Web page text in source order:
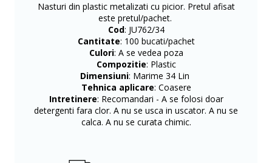
Nasturi din plastic metalizati cu picior. Pretul afisat
este pretul/pachet.
Cod: JU762/34
Cantitate: 100 bucati/pachet
Culori: A se vedea poza
Compozitie: Plastic
Dimensiuni: Marime 34 Lin
Tehnica aplicare: Coasere
Intretinere: Recomandari - A se folosi doar
detergenti fara clor. A nu se usca in uscator. A nu se
calca. A nu se curata chimic.